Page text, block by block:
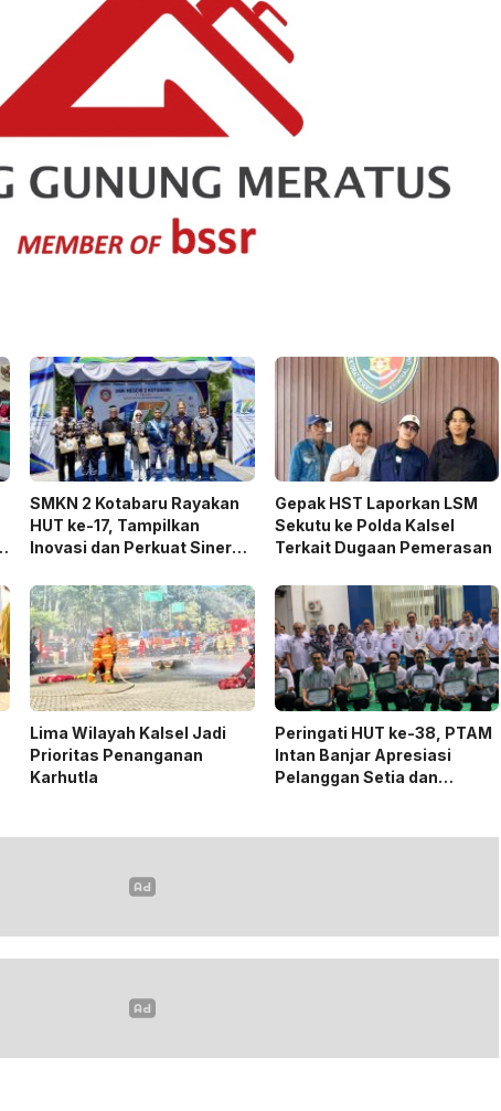
SMKN 2 Kotabaru Rayakan
HUT ke-17, Tampilkan
Inovasi dan Perkuat Sinergi
Gepak HST Laporkan LSM
Sekutu ke Polda Kalsel
Terkait Dugaan Pemerasan
Lima Wilayah Kalsel Jadi
Prioritas Penanganan
Karhutla
Peringati HUT ke-38, PTAM
Intan Banjar Apresiasi
Pelanggan Setia dan